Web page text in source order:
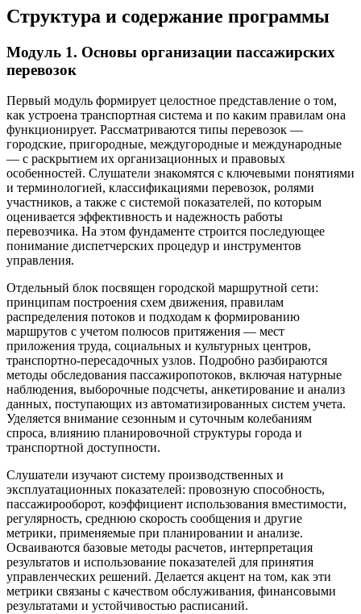
Структура и содержание программы
Модуль 1. Основы организации пассажирских
перевозок
Первый модуль формирует целостное представление о том,
как устроена транспортная система и по каким правилам она
функционирует. Рассматриваются типы перевозок —
городские, пригородные, междугородные и международные
— с раскрытием их организационных и правовых
особенностей. Слушатели знакомятся с ключевыми понятиями
и терминологией, классификациями перевозок, ролями
участников, а также с системой показателей, по которым
оценивается эффективность и надежность работы
перевозчика. На этом фундаменте строится последующее
понимание диспетчерских процедур и инструментов
управления.
Отдельный блок посвящен городской маршрутной сети:
принципам построения схем движения, правилам
распределения потоков и подходам к формированию
маршрутов с учетом полюсов притяжения — мест
приложения труда, социальных и культурных центров,
транспортно-пересадочных узлов. Подробно разбираются
методы обследования пассажиропотоков, включая натурные
наблюдения, выборочные подсчеты, анкетирование и анализ
данных, поступающих из автоматизированных систем учета.
Уделяется внимание сезонным и суточным колебаниям
спроса, влиянию планировочной структуры города и
транспортной доступности.
Слушатели изучают систему производственных и
эксплуатационных показателей: провозную способность,
пассажирооборот, коэффициент использования вместимости,
регулярность, среднюю скорость сообщения и другие
метрики, применяемые при планировании и анализе.
Осваиваются базовые методы расчетов, интерпретация
результатов и использование показателей для принятия
управленческих решений. Делается акцент на том, как эти
метрики связаны с качеством обслуживания, финансовыми
результатами и устойчивостью расписаний.